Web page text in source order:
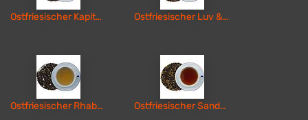
Ostfriesischer Kapitänstee Ostfriesischer Luv & Lee
Ostfriesischer Rhabarber Ostfriesischer Sanddorn-Holunder